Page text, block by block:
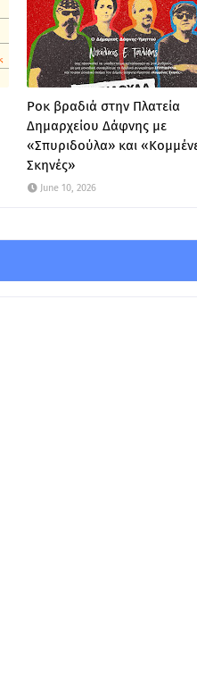
Ροκ βραδιά στην Πλατεία
Δημαρχείου Δάφνης με
«Σπυριδούλα» και
Σκηνές»
June 10, 2026